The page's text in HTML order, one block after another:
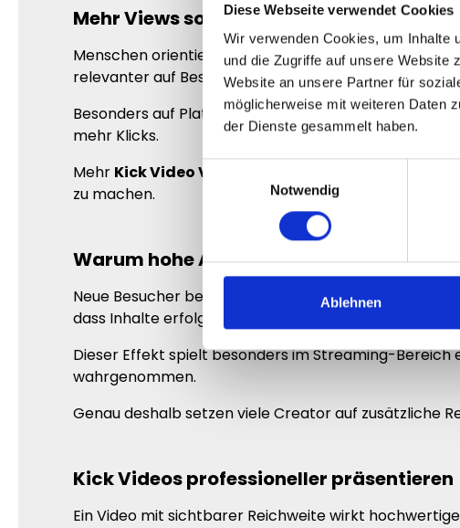
Diese Webseite verwendet Cookies
Wir verwenden Cookies, um Inhalte
und die Zugriffe auf unsere Website
Website an unsere Partner für
möglicherweise mit weiteren Daten
der Dienste gesammelt haben.
Einwilligungsauswahl
Notwendig
Ablehnen
Mehr Views sorgen für mehr
Menschen orientieren sich automatisch an
relevanter auf Besucher.
Besonders auf Plattformen wie Kick spielt
mehr Klicks.
Mehr Kick Video Views
helfen dir dabei, deinen
zu machen.
Warum hohe Aufrufzahlen so wichtig
Neue Besucher beschäftigen sich deutlich häufiger
dass Inhalte erfolgreicher wirken.
Dieser Effekt spielt besonders im Streaming-Bereich
wahrgenommen.
Genau deshalb setzen viele Creator auf zusätzliche
Kick Videos professioneller präsentieren
Ein Video mit sichtbarer Reichweite wirkt